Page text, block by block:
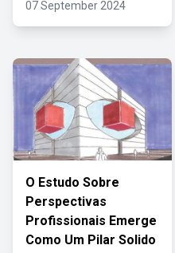
07 September 2024
O Estudo Sobre
Perspectivas
Profissionais Emerge
Como Um Pilar Solido